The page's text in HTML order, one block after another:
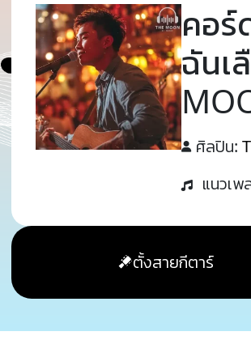
คอร์
ฉันเ
ศิลปิน:
แนวเพ
ตั้งสายกีตาร์